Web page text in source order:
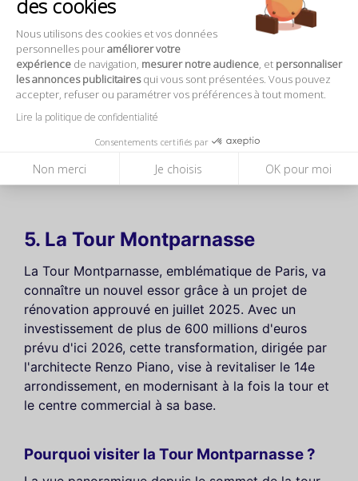
des cookies
Nous utilisons des cookies et vos données
personnelles pouraméliorer votre
expérience de navigation, mesurer notre audience , et personnaliser
les annonces publicitairesqui vous sont présentées. Vous pouvez
accepter, refuser ou paramétrer vos préférences à tout moment.
Lire la politique de confidentialité
Consentements certifiés par
Non merci Je choisis OK pour moi
gravi les marches, les visiteurs peuvent admirer le
panorama spectaculaire tout en apprenant
l'histoire de l'Arc de Triomphe. Pour en savoir plus
sur cette merveille architecturale, consultez notre
page dédiée surl'Arc de Triomphe.
5. La Tour Montparnasse
La Tour Montparnasse, emblématique de Paris, va
connaître un nouvel essor grâce à un projet de
rénovation approuvé en juillet 2025. Avec un
investissement de plus de 600 millions d'euros
prévu d'ici 2026, cette transformation, dirigée par
l'architecte Renzo Piano, vise à revitaliser le 14e
arrondissement, en modernisant à la fois la tour et
le centre commercial à sa base.
Pourquoi visiter la Tour Montparnasse ?